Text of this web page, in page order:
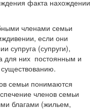
факта нахождении
членами семьи
если они
супруга (супруги),
для них постоянным и
семьи понимаются
членов семьи
благами (жильем,